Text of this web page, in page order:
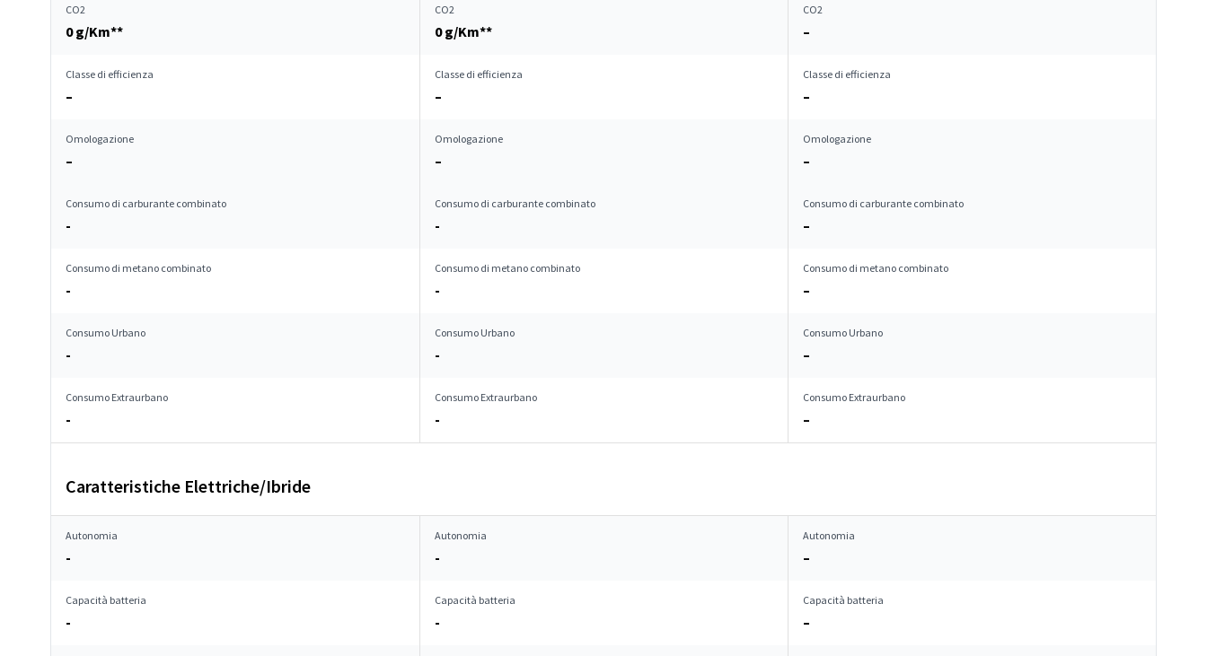
CO2
0 g/Km**
CO2
0 g/Km**
CO2
–
Classe di efficienza
–
Classe di efficienza
–
Classe di efficienza
–
Omologazione
–
Omologazione
–
Omologazione
–
Consumo di carburante combinato
-
Consumo di carburante combinato
-
Consumo di carburante combinato
–
Consumo di metano combinato
-
Consumo di metano combinato
-
Consumo di metano combinato
–
Consumo Urbano
-
Consumo Urbano
-
Consumo Urbano
–
Consumo Extraurbano
-
Consumo Extraurbano
-
Consumo Extraurbano
–
Caratteristiche Elettriche/Ibride
Autonomia
-
Autonomia
-
Autonomia
–
Capacità batteria
-
Capacità batteria
-
Capacità batteria
–